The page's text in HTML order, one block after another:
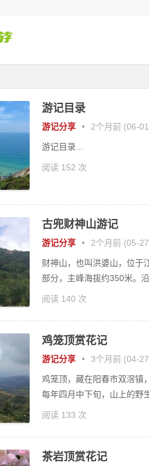
游记目录
游记分享 • 2个月前 (06-
游记目录...
阅读 152 次
古兜财神山游记
游记分享 • 2个月前 (05-
财神山，也叫洪婆山，位于
部分，主峰海拔约350米。
阅读 140 次
鸡笼顶赏花记
游记分享 • 3个月前 (04-
鸡笼顶，藏在阳春市双滘镇
每年四月中下旬，山上的野
阅读 133 次
茶岩顶赏花记